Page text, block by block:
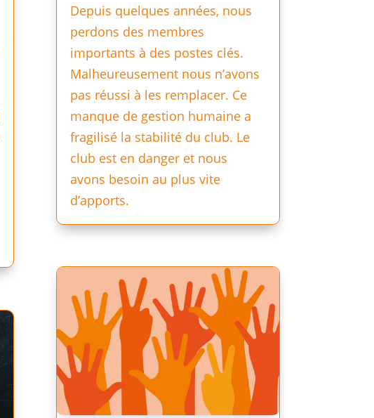
Depuis quelques années, nous
perdons des membres
importants à des postes clés.
Malheureusement nous n’avons
pas réussi à les remplacer. Ce
manque de gestion humaine a
fragilisé la stabilité du club. Le
club est en danger et nous
avons besoin au plus vite
d’apports.